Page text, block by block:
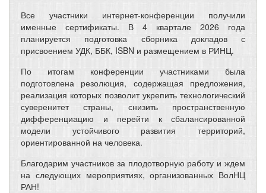
Все участники интернет-конференции получили
именные сертификаты. В 4 квартале 2026 года
планируется подготовка сборника докладов с
присвоением УДК, ББК, ISBN и размещением в РИНЦ.
По итогам конференции участниками была
подготовлена резолюция, содержащая предложения,
реализация которых позволит укрепить технологический
суверенитет страны, снизить пространственную
дифференциацию и перейти к сбалансированной
модели устойчивого развития территорий,
ориентированной на человека.
Благодарим участников за плодотворную работу и ждем
на следующих мероприятиях, организованных ВолНЦ
РАН!